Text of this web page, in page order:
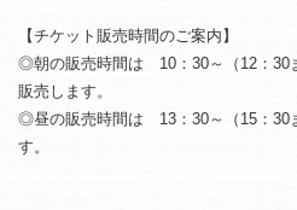
【チケット販売時間のご案内】
◎朝の販売時間は 10：30～（12：30
販売します。
◎昼の販売時間は 13：30～（15：30
す。